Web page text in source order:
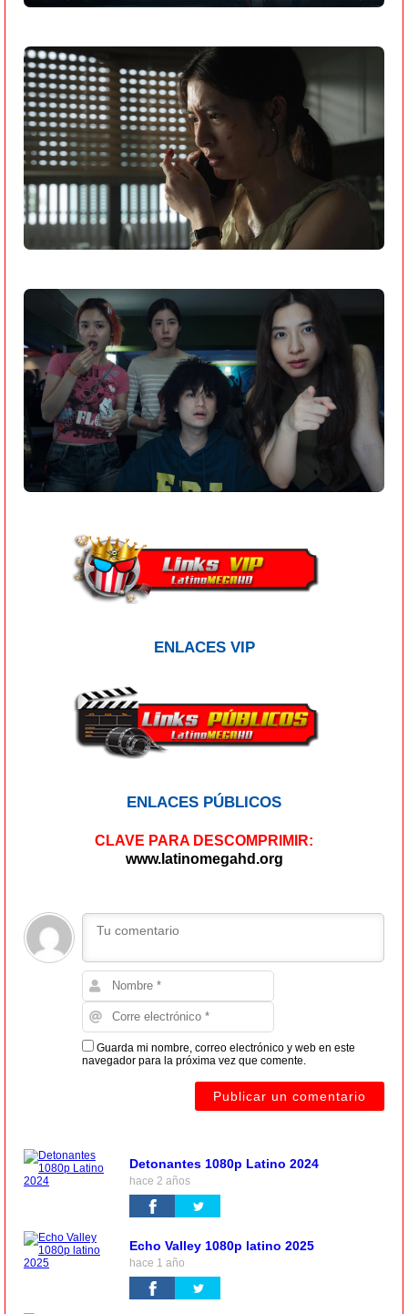
ENLACES VIP
ENLACES PÚBLICOS
CLAVE PARA DESCOMPRIMIR:
www.latinomegahd.org
Guarda mi nombre, correo electrónico y web en este
navegador para la próxima vez que comente.
Detonantes 1080p Latino 2024
hace 2 años
Echo Valley 1080p latino 2025
hace 1 año